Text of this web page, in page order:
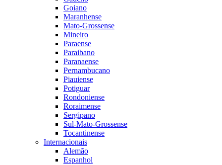
Goiano
Maranhense
Mato-Grossense
Mineiro
Paraense
Paraibano
Paranaense
Pernambucano
Piauiense
Potiguar
Rondoniense
Roraimense
Sergipano
Sul-Mato-Grossense
Tocantinense
Internacionais
Alemão
Espanhol